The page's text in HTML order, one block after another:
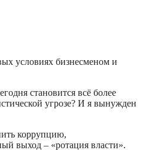
условиях бизнесменом и
становится всё более
угрозе? И я вынужден
коррупцию,
выход – «ротация власти».